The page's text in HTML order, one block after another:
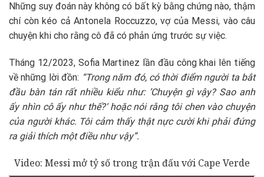
Những suy đoán này không có bất kỳ bằng chứng nào, thậm
chí còn kéo cả Antonela Roccuzzo, vợ của Messi, vào câu
chuyện khi cho rằng cô đã có phản ứng trước sự việc.
Tháng 12/2023, Sofia Martinez lần đầu công khai lên tiếng
về những lời đồn: “Trong năm đó, có thời điểm người ta bắt
đầu bàn tán rất nhiều kiểu như: ’Chuyện gì vậy? Sao anh
ấy nhìn cô ấy như thế?‘ hoặc nói rằng tôi chen vào chuyện
của người khác. Tôi cảm thấy thật nực cười khi phải đứng
ra giải thích một điều như vậy”.
Video: Messi mở tỷ số trong trận đấu với Cape Verde